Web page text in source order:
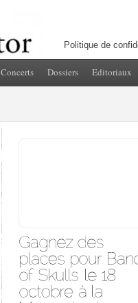
Politique de
Concerts Dossiers Editoriaux